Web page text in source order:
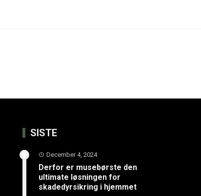
SISTE
December 4, 2024
Derfor er musebørste den
ultimate løsningen for
skadedyrsikring i hjemmet